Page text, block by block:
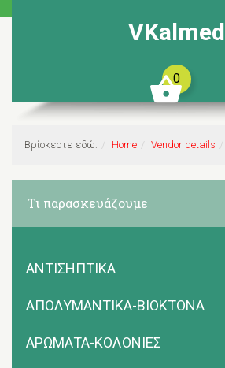
VKalmed
0
Βρίσκεστε εδώ: Home Vendor details
Τι παρασκευάζουμε
ΑΝΤΙΣΗΠΤΙΚΑ
ΑΠΟΛΥΜΑΝΤΙΚΑ-ΒΙΟΚΤΟΝΑ
ΑΡΩΜΑΤΑ-ΚΟΛΟΝΙΕΣ